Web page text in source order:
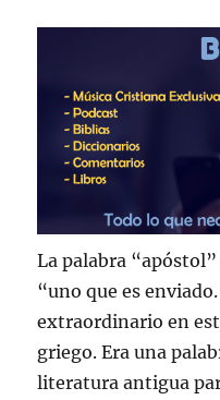
La palabra
“uno que es
extraordinario en
griego. Era una
literatura antigua